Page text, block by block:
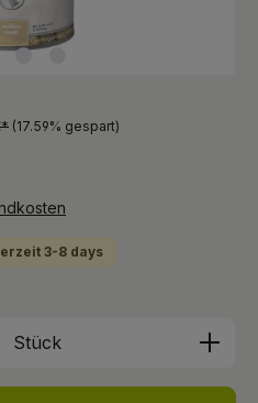
(17.59% gespart)
3-8 days
den
Stück